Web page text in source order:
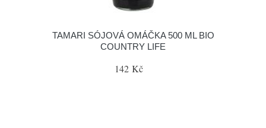
TAMARI SÓJOVÁ OMÁČKA 500 ML BIO
COUNTRY LIFE
142 Kč